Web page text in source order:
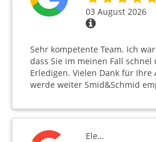
03 August 2026
Sehr kompetente Team. Ich
dass Sie im meinen Fall schnel
Erledigen. Vielen Dank für
werde weiter Smid&Schmid
Ele…